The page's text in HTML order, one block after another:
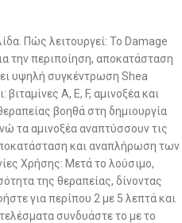
Πώς λειτουργεί: Το Damage
την περιποίηση, αποκατάσταση
υψηλή συγκέντρωση Shea
A, E, F, αμινοξέα και
βοηθά στη δημιουργία
τα αμινοξέα αναπτύσσουν τις
και αναπλήρωση των
Χρήσης: Μετά το λούσιμο,
της θεραπείας, δίνοντας
για περίπου 2 με 5 λεπτά και
συνδυάστε το με το